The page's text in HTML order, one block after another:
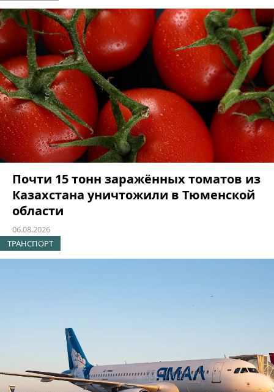
Почти 15 тонн заражённых томатов из
Казахстана уничтожили в Тюменской
области
06.08.2026
ТРАНСПОРТ